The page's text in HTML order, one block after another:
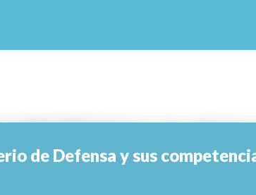
de Defensa y sus